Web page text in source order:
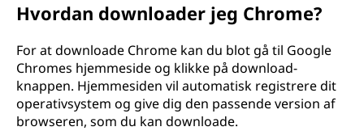
Hvordan downloader jeg Chrome?
For at downloade Chrome kan du blot gå til Google
Chromes hjemmeside og klikke på download-
knappen. Hjemmesiden vil automatisk registrere dit
operativsystem og give dig den passende version af
browseren, som du kan downloade.